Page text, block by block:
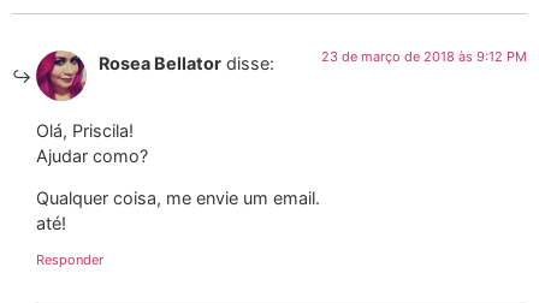
Rosea Bellator disse: 23 de março de 2018 às 9:12 PM
Olá, Priscila!
Ajudar como?
Qualquer coisa, me envie um email.
até!
Responder